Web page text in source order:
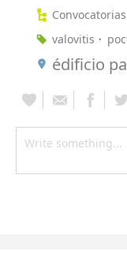
Convocatorias
valovitis
édificio